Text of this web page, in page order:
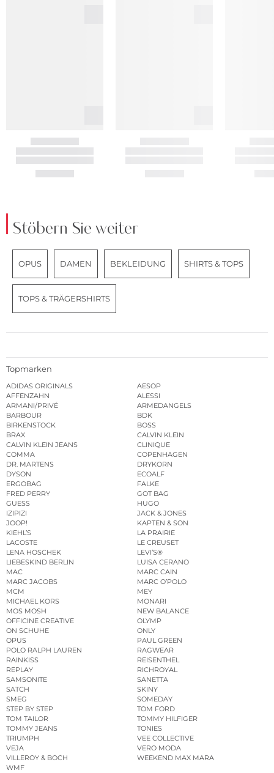
Stöbern Sie weiter
OPUS DAMEN BEKLEIDUNG SHIRTS & TOPS
TOPS & TRÄGERSHIRTS
Topmarken
ADIDAS ORIGINALS
AESOP
AFFENZAHN
ALESSI
ARMANI/PRIVÉ
ARMEDANGELS
BARBOUR
BDK
BIRKENSTOCK
BOSS
BRAX
CALVIN KLEIN
CALVIN KLEIN JEANS
CLINIQUE
COMMA
COPENHAGEN
DR. MARTENS
DRYKORN
DYSON
ECOALF
ERGOBAG
FALKE
FRED PERRY
GOT BAG
GUESS
HUGO
IZIPIZI
JACK & JONES
JOOP!
KAPTEN & SON
KIEHL’S
LA PRAIRIE
LACOSTE
LE CREUSET
LENA HOSCHEK
LEVI’S®
LIEBESKIND BERLIN
LUISA CERANO
MAC
MARC CAIN
MARC JACOBS
MARC O’POLO
MCM
MEY
MICHAEL KORS
MONARI
MOS MOSH
NEW BALANCE
OFFICINE CREATIVE
OLYMP
ON SCHUHE
ONLY
OPUS
PAUL GREEN
POLO RALPH LAUREN
RAGWEAR
RAINKISS
REISENTHEL
REPLAY
RICHROYAL
SAMSONITE
SANETTA
SATCH
SKINY
SMEG
SOMEDAY
STEP BY STEP
TOM FORD
TOM TAILOR
TOMMY HILFIGER
TOMMY JEANS
TONIES
TRIUMPH
VEE COLLECTIVE
VEJA
VERO MODA
VILLEROY & BOCH
WEEKEND MAX MARA
WMF